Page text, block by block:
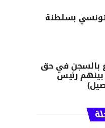
بسلطنة
بالسجن في حق
بينهم رئيس